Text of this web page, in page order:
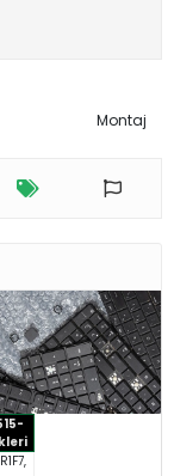
Montaj